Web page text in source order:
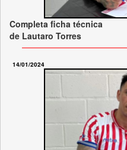
Completa ficha técnica
de Lautaro Torres
14/01/2024